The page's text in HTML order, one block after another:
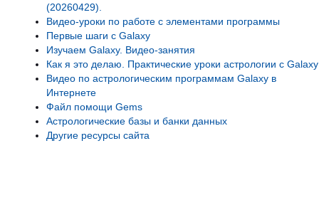
(20260429).
Видео-уроки по работе с элементами программы
Первые шаги с Galaxy
Изучаем Galaxy. Видео-занятия
Как я это делаю. Практические уроки астрологии с Galaxy
Видео по астрологическим программам Galaxy в
Интернете
Файл помощи Gems
Астрологические базы и банки данных
Другие ресурсы сайта